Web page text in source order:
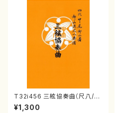
T32i456 三絃協奏曲（尺八/中
能島欣一/楽譜）都山流公刊楽譜
曲番:2164
¥1,300